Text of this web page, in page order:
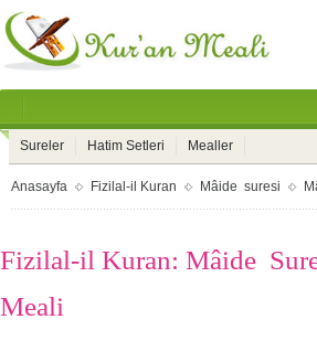
Sureler Hatim Setleri Mealler
Anasayfa Fizilal-il Kuran Mâide suresi
Fizilal-il Kuran: Mâide
Meali